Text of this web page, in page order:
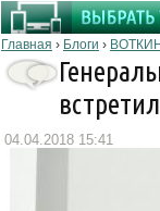
Форма поиска
Вы здесь
Главная › Блоги ›
04.04.2018 15:41